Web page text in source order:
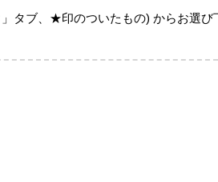
タブ、★印のついたもの) からお選び